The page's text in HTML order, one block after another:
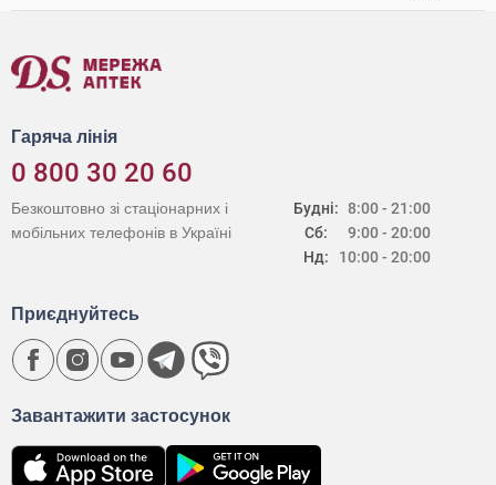
Гаряча лінія
0 800 30 20 60
Будні:
Сб:
Нд:
8:00 - 21:00
9:00 - 20:00
10:00 - 20:00
Безкоштовно зі стаціонарних і
мобільних телефонів в Україні
Завантажити застосунок
Приєднуйтесь